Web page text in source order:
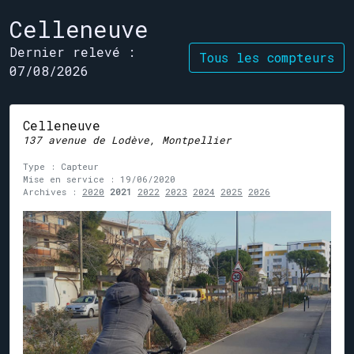
Celleneuve
Tous les compteurs
Dernier relevé :
07/08/2026
Celleneuve
137 avenue de Lodève, Montpellier
Type : Capteur
Mise en service : 19/06/2020
Archives : 2020 2021 2022 2023 2024 2025 2026